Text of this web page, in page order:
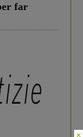
far
×